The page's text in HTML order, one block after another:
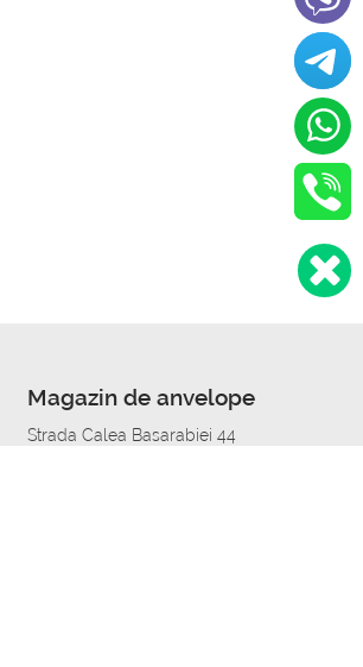
Magazin de anvelope
Strada Calea Basarabiei 44